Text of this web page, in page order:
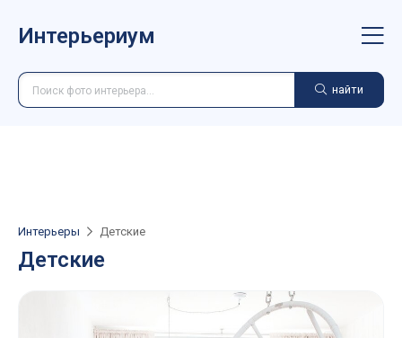
Интерьериум
найти
Интерьеры Детские
Детские